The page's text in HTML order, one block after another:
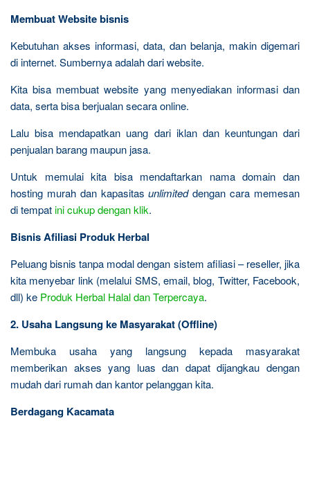
Membuat Website bisnis
Kebutuhan akses informasi, data, dan belanja, makin digemari
di internet. Sumbernya adalah dari website.
Kita bisa membuat website yang menyediakan informasi dan
data, serta bisa berjualan secara online.
Lalu bisa mendapatkan uang dari iklan dan keuntungan dari
penjualan barang maupun jasa.
Untuk memulai kita bisa mendaftarkan nama domain dan
hosting murah dan kapasitasunlimiteddengan cara memesan
di tempatini cukup dengan klik.
Bisnis Afiliasi Produk Herbal
Peluang bisnis tanpa modal dengan sistem afiliasi – reseller, jika
kita menyebar link (melalui SMS, email, blog, Twitter, Facebook,
dll) ke Produk Herbal Halal dan Terpercaya.
2. Usaha Langsung ke Masyarakat (Offline)
Membuka usaha yang langsung kepada masyarakat
memberikan akses yang luas dan dapat dijangkau dengan
mudah dari rumah dan kantor pelanggan kita.
Berdagang Kacamata